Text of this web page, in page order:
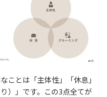
ことは「主体性」「休息」
）」です。この3点全てが